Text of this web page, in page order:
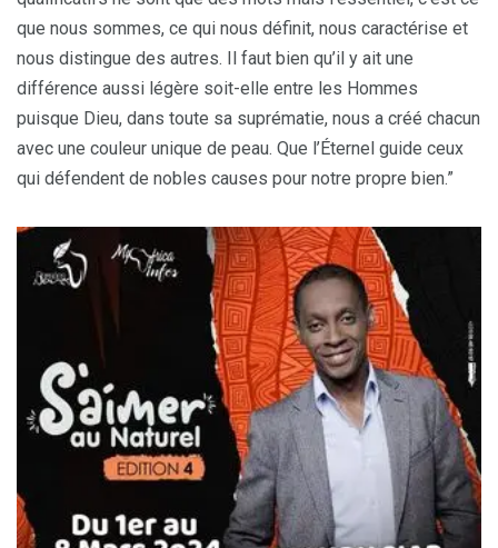
que nous sommes, ce qui nous définit, nous caractérise et
nous distingue des autres. Il faut bien qu’il y ait une
différence aussi légère soit-elle entre les Hommes
puisque Dieu, dans toute sa suprématie, nous a créé chacun
avec une couleur unique de peau. Que l’Éternel guide ceux
qui défendent de nobles causes pour notre propre bien.”